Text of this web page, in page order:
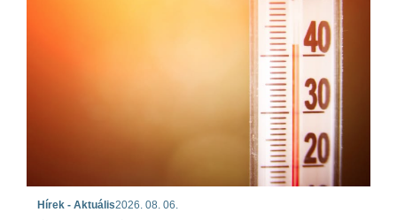
Hírek - Aktuális2026. 08. 06.